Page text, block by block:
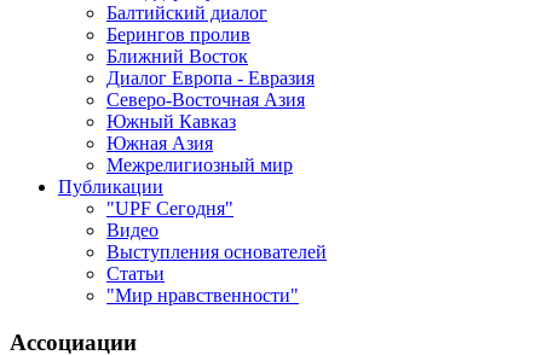
Балтийский диалог
Берингов пролив
Ближний Восток
Диалог Европа - Евразия
Северо-Восточная Азия
Южный Кавказ
Южная Азия
Межрелигиозный мир
Публикации
"UPF Сегодня"
Видео
Выступления основателей
Статьи
"Мир нравственности"
Ассоциации